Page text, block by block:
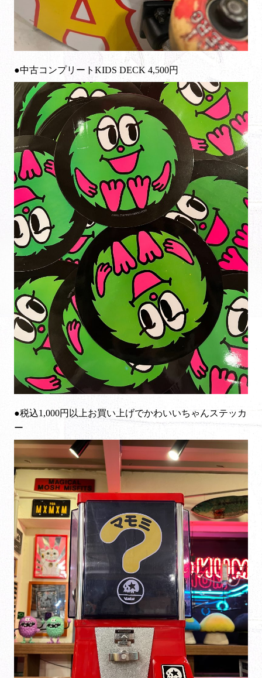
●中古コンプリートKIDS DECK 4,500円
●税込1,000円以上お買い上げでかわいいちゃんステッカ
ー